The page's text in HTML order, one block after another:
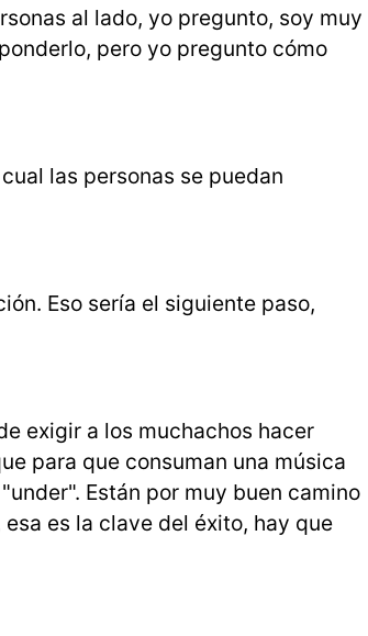
al lado, yo pregunto, soy muy
pero yo pregunto cómo
las personas se puedan
Eso sería el siguiente paso,
exigir a los muchachos hacer
para que consuman una música
Están por muy buen camino
es la clave del éxito, hay que